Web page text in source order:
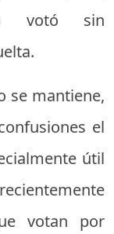
votó sin
se mantiene,
el
útil
votan por